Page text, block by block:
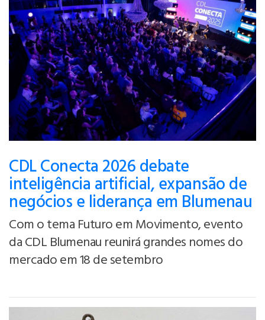
CDL Conecta 2026 debate
inteligência artificial, expansão de
negócios e liderança em Blumenau
Com o tema Futuro em Movimento, evento
da CDL Blumenau reunirá grandes nomes do
mercado em 18 de setembro